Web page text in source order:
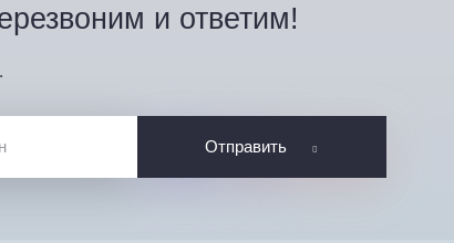
и ответим!
Отправить